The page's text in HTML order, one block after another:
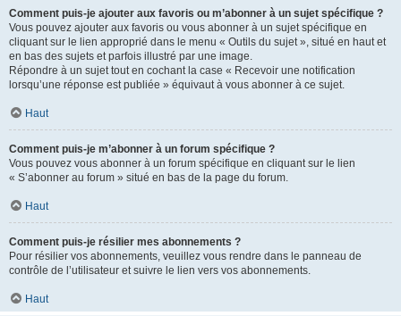
Comment puis-je ajouter aux favoris ou m’abonner à un sujet spécifique ?
Vous pouvez ajouter aux favoris ou vous abonner à un sujet spécifique en
cliquant sur le lien approprié dans le menu « Outils du sujet », situé en haut et
en bas des sujets et parfois illustré par une image.
Répondre à un sujet tout en cochant la case « Recevoir une notification
lorsqu’une réponse est publiée » équivaut à vous abonner à ce sujet.
Haut
Comment puis-je m’abonner à un forum spécifique ?
Vous pouvez vous abonner à un forum spécifique en cliquant sur le lien
« S’abonner au forum » situé en bas de la page du forum.
Haut
Comment puis-je résilier mes abonnements ?
Pour résilier vos abonnements, veuillez vous rendre dans le panneau de
contrôle de l’utilisateur et suivre le lien vers vos abonnements.
Haut